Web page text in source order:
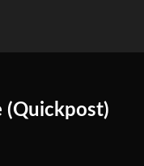
(Quickpost)